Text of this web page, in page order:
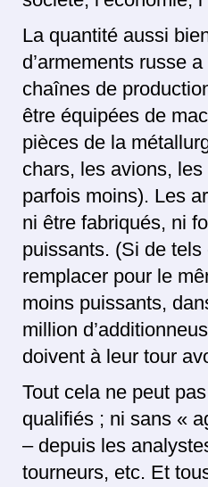
La quantité aussi
d’armements russe
chaînes de
être équipées de
pièces de la
chars, les avions,
parfois moins). Les
ni être fabriqués, ni
puissants. (Si de
remplacer pour le
moins puissants,
million
doivent à leur tour
Tout cela ne peut
qualifiés ; ni sans «
– depuis les
tourneurs, etc. Et